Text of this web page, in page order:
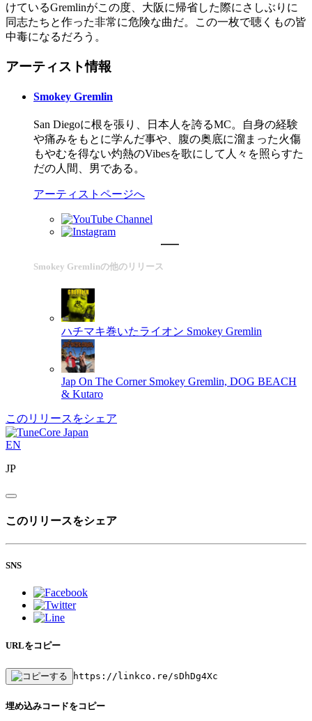
けているGremlinがこの度、大阪に帰省した際にさしぶりに
同志たちと作った非常に危険な曲だ。この一枚で聴くもの皆
中毒になるだろう。
アーティスト情報
Smokey Gremlin
San Diegoに根を張り、日本人を誇るMC。自身の経験
や痛みをもとに学んだ事や、腹の奥底に溜まった火傷
もやむを得ない灼熱のVibesを歌にして人々を照らすた
だの人間、男である。
アーティストページへ
Smokey Gremlinの他のリリース
ハチマキ巻いたライオン Smokey Gremlin
Jap On The Corner Smokey Gremlin, DOG BEACH
& Kutaro
このリリースをシェア
EN
JP
このリリースをシェア
SNS
URLをコピー
https://linkco.re/sDhDg4Xc
埋め込みコードをコピー